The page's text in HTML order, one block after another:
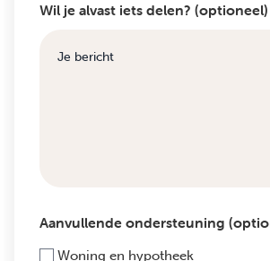
Wil je alvast iets delen? (optioneel)
Aanvullende ondersteuning
Woning en hypotheek